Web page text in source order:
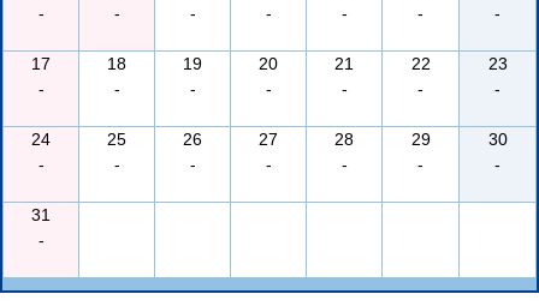
-
-
-
-
-
-
-
17
-
18
-
19
-
20
-
21
-
22
-
23
-
24
-
25
-
26
-
27
-
28
-
29
-
30
-
31
-